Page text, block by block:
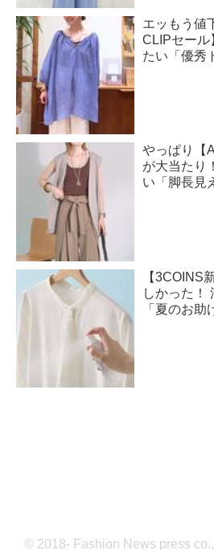
エッもう
CLIPセール
たい「優秀
やっぱり【
が大当たり
い「脚長見
【3COINS
しかった！
「夏のお助
© 2018- Fashion News press